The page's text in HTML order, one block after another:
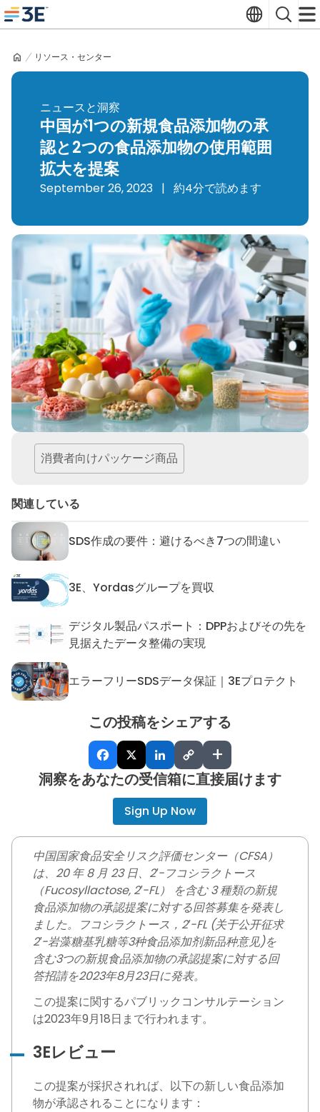
Skip
to
3E home
TranslateSearch
リソース・センター
ニュースと洞察
中国が1つの新規食品添加物の承
認と2つの食品添加物の使用範囲
拡大を提案
September 26, 2023 | 約4分で読めます
消費者向けパッケージ商品
関連している
SDS作成の要件：避けるべき7つの間違い
SDS作成の要件：避けるべき7
3E、Yordasグループを買収3E、Yordasグループを買収
デジタル製品パスポート：DPPおよびその先を
見据えたデータ整備の実現デジタル製品パスポート：
エラーフリーSDSデータ保証｜3Eプロテクト
エラーフリーSDSデータ保証
この投稿をシェアする
+
洞察をあなたの受信箱に直接届けます
Sign Up Now
中国国家食品安全リスク評価センター（CFSA）
は、20 年 8 月 23 日、2′-フコシラクトース
（Fucosyllactose, 2′-FL） を含む 3 種類の新規
食品添加物の承認提案に対する回答募集を発表し
ました。フコシラクトース，2′-FL (关于公开征求
2′-岩藻糖基乳糖等3种食品添加剂新品种意见)を
含む3つの新規食品添加物の承認提案に対する回
答招請を2023年8月23日に発表。
この提案に関するパブリックコンサルテーション
は2023年9月18日まで行われます。
3Eレビュー
この提案が採択されれば、以下の新しい食品添加
物が承認されることになります：